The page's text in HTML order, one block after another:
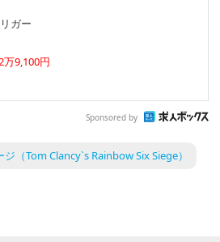
ガー
万9,100円
Sponsored by
（Tom Clancy`s Rainbow Six Siege）